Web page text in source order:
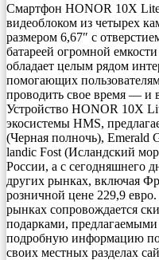
Смартфон HONOR 10X
видеоблоком из четырех
размером 6,67″ с
батареей огромной
обладает целым рядом
помогающих
проводить свое время — и
Устройство HONOR 10X
экосистемы HMS,
(Черная полночь), Emerald
landic Fost (Исландский
России, а с сегодняшнего
других рынках, включая
розничной цене 229,9
рынках сопровождается
подарками,
подробную информацию
своих местных разделах